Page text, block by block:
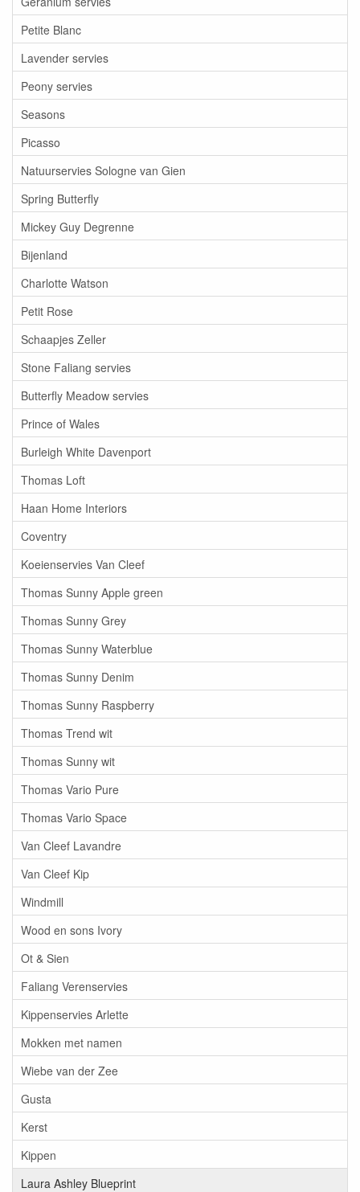
Petite Blanc
Lavender servies
Peony servies
Seasons
Picasso
Natuurservies Sologne van Gien
Spring Butterfly
Mickey Guy Degrenne
Bijenland
Charlotte Watson
Petit Rose
Schaapjes Zeller
Stone Faliang servies
Butterfly Meadow servies
Prince of Wales
Burleigh White Davenport
Thomas Loft
Haan Home Interiors
Coventry
Koeienservies Van Cleef
Thomas Sunny Apple green
Thomas Sunny Grey
Thomas Sunny Waterblue
Thomas Sunny Denim
Thomas Sunny Raspberry
Thomas Trend wit
Thomas Sunny wit
Thomas Vario Pure
Thomas Vario Space
Van Cleef Lavandre
Van Cleef Kip
Windmill
Wood en sons Ivory
Ot & Sien
Faliang Verenservies
Kippenservies Arlette
Mokken met namen
Wiebe van der Zee
Gusta
Kerst
Kippen
Laura Ashley Blueprint